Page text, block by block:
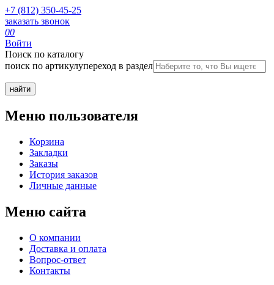
+7 (812) 350-45-25
заказать звонок
00
Войти
Поиск по каталогу
поиск по артикулупереход в раздел
Меню пользователя
Корзина
Закладки
Заказы
История заказов
Личные данные
Меню сайта
О компании
Доставка и оплата
Вопрос-ответ
Контакты